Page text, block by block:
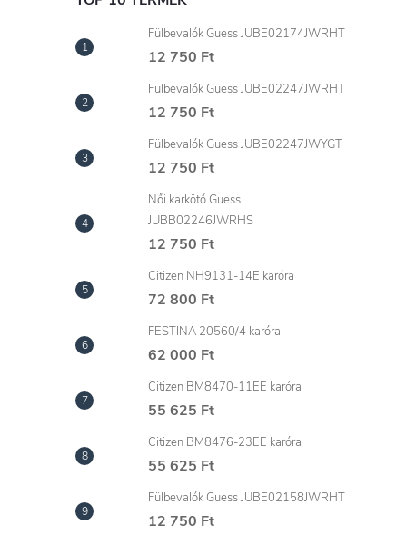
Fülbevalók Guess JUBE02174JWRHT
12 750 Ft
Fülbevalók Guess JUBE02247JWRHT
12 750 Ft
Fülbevalók Guess JUBE02247JWYGT
12 750 Ft
Női karkötő Guess
JUBB02246JWRHS
12 750 Ft
Citizen NH9131-14E karóra
72 800 Ft
FESTINA 20560/4 karóra
62 000 Ft
Citizen BM8470-11EE karóra
55 625 Ft
Citizen BM8476-23EE karóra
55 625 Ft
Fülbevalók Guess JUBE02158JWRHT
12 750 Ft